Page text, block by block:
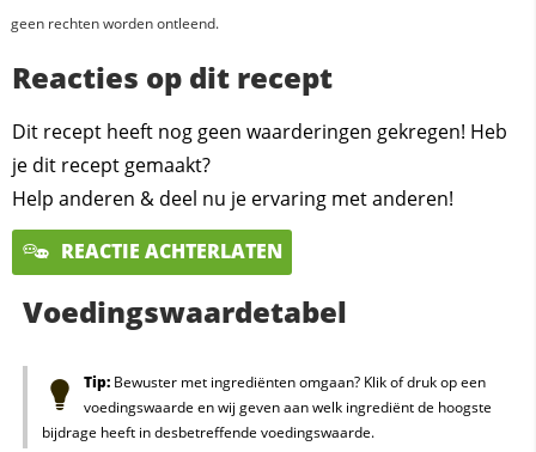
geen rechten worden ontleend.
Reacties op dit recept
Dit recept heeft nog geen waarderingen gekregen! Heb
je dit recept gemaakt?
Help anderen & deel nu je ervaring met anderen!
REACTIE ACHTERLATEN
Voedingswaardetabel
Tip:Bewuster met ingrediënten omgaan? Klik of druk op een
voedingswaarde en wij geven aan welk ingrediënt de hoogste
bijdrage heeft in desbetreffende voedingswaarde.